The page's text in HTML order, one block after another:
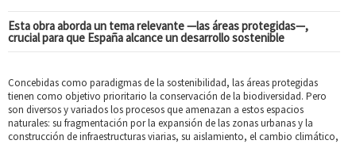
Esta obra aborda un tema relevante —las áreas protegidas—,
crucial para que España alcance un desarrollo sostenible
Concebidas como paradigmas de la sostenibilidad, las áreas protegidas
tienen como objetivo prioritario la conservación de la biodiversidad. Pero
son diversos y variados los procesos que amenazan a estos espacios
naturales: su fragmentación por la expansión de las zonas urbanas y la
construcción de infraestructuras viarias, su aislamiento, el cambio climático,